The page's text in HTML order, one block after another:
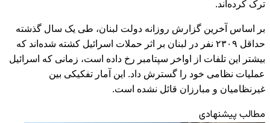
ترک کرده‌اند.
بر اساس آخرین گزارش روزانه دولت لبنان، طی یک سال گذشته
حداقل ۲۳۰۹ نفر در لبنان بر اثر حملات اسرائیل کشته شده‌اند که
بیشتر این تلفات از اواخر سپتامبر رخ داده است، زمانی که اسرائیل
عملیات نظامی خود را گسترش داد. این آمار تفکیکی بین
غیرنظامیان و مبارزان قائل نشده است.
مطالب پیشنهادی